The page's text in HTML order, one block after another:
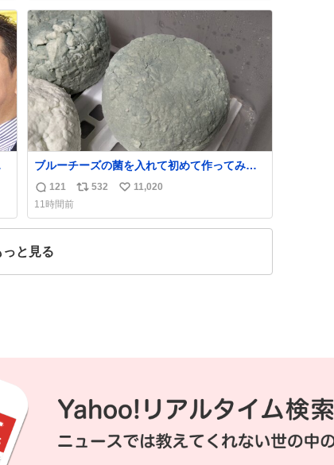
数
ス
ト
数
ね
数
ブルーチーズの菌を入れて初めて作ってみた
チーズなんだけど 本能でちょっとヤバいと思
っちゃう見た目だな
返
信
数
121
リ
ス
532
い
ね
11,020
11時間前
っと見る